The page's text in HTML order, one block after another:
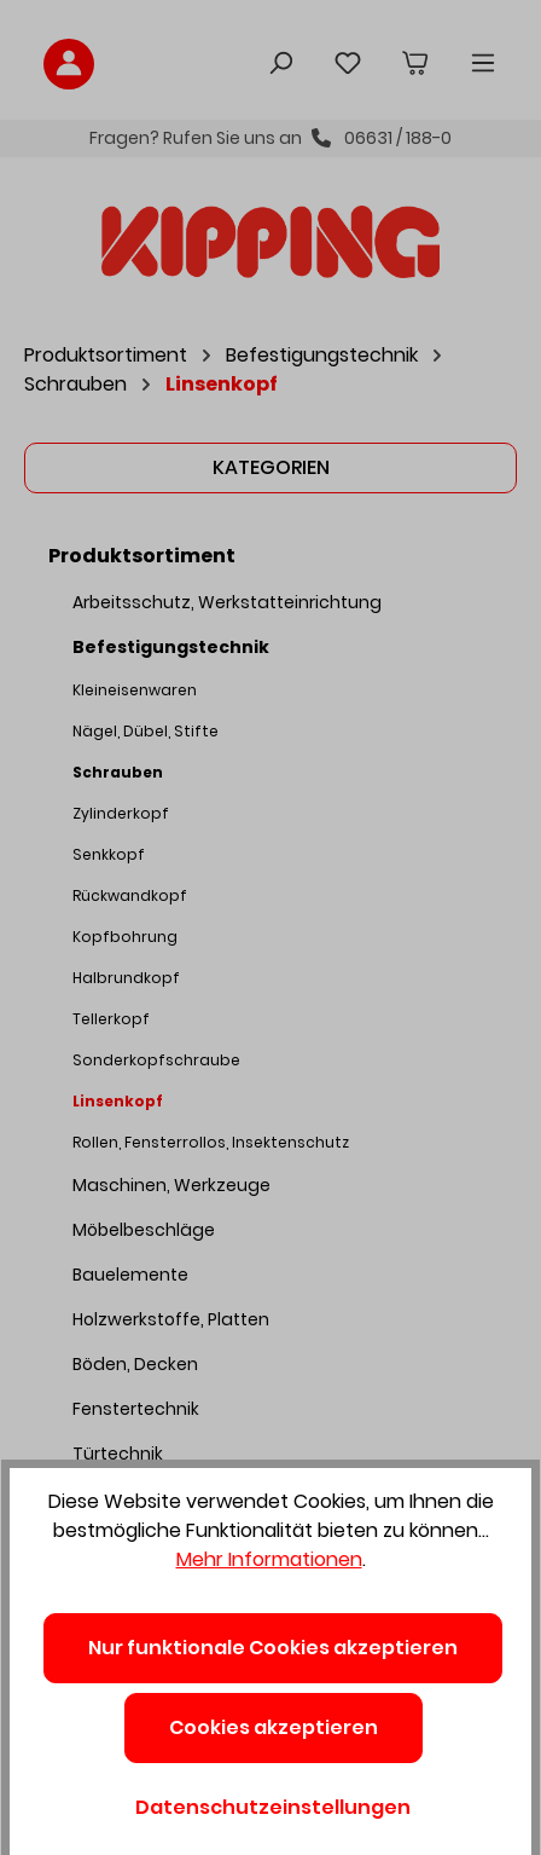
Fragen? Rufen Sie uns an 06631 / 188-0
Produktsortiment
Befestigungstechnik
Schrauben
Linsenkopf
KATEGORIEN
Produktsortiment
Arbeitsschutz, Werkstatteinrichtung
Befestigungstechnik
Kleineisenwaren
Nägel, Dübel, Stifte
Schrauben
Zylinderkopf
Senkkopf
Rückwandkopf
Kopfbohrung
Halbrundkopf
Tellerkopf
Sonderkopfschraube
Linsenkopf
Rollen, Fensterrollos, Insektenschutz
Maschinen, Werkzeuge
Möbelbeschläge
Bauelemente
Holzwerkstoffe, Platten
Böden, Decken
Fenstertechnik
Türtechnik
Bauchemie
Sicherheitstechnik
Für Sparfüchse
Konfiguratoren
Katalogportal
Diese Website verwendet Cookies, um Ihnen die
bestmögliche Funktionalität bieten zu können...
Mehr Informationen.
Nur funktionale Cookies akzeptieren
Cookies akzeptieren
Datenschutzeinstellungen